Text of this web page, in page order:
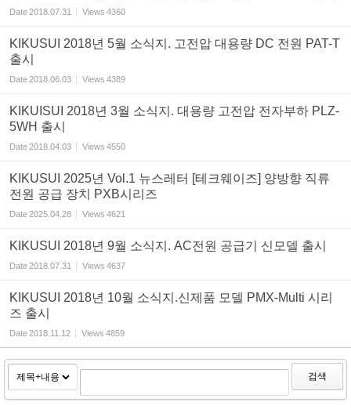
Date2018.07.31 Views 4360
KIKUSUI 2018년 5월 소식지. 고전압 대용량 DC 전원 PAT-T
출시
Date2018.06.03 Views 4389
KIKUISUI 2018년 3월 소식지. 대용량 고전압 전자부하 PLZ-
5WH 출시
Date2018.04.03 Views 4550
KIKUSUI 2025년 Vol.1 뉴스레터 [테크웨이즈] 양방향 직류
전원 공급 장치 PXB시리즈
Date2025.04.28 Views 4621
KIKUSUI 2018년 9월 소식지. AC전원 공급기 신모델 출시
Date2018.07.31 Views 4637
KIKUSUI 2018년 10월 소식지.신제품 모델 PMX-Multi 시리
즈 출시
Date2018.11.12 Views 4859
검색